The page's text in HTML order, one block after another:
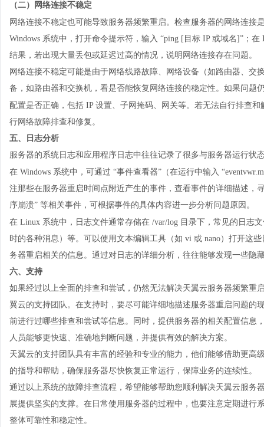
（二）网络连接不稳定
网络连接不稳定也可能导致服务器频繁重启。检查服务器的网络连接
Windows 系统中，打开命令提示符，输入 “ping [目标 IP 或域名]”；
结果，若出现大量丢包或延迟过高的情况，说明网络连接存在问题。
网络连接不稳定可能是由于网络线路故障、网络设备（如路由器、
备，如路由器和交换机，看是否能恢复网络连接的稳定性。如果问题
配置是否正确，包括 IP 设置、子网掩码、网关等。若无法自行排查
行网络故障排查和修复。
五、日志分析
服务器的系统日志和应用程序日志中往往记录了很多与服务器运行状
在 Windows 系统中，可通过 “事件查看器”（在运行中输入
注那些在服务器重启时间点附近产生的事件，查看事件的详细描述，
序崩溃” 等相关事件，可根据事件的具体内容进一步分析问题原因。
在 Linux 系统中，日志文件通常存储在 /var/log 目录下，常见的日志
时的各种消息）等。可以使用文本编辑工具（如 vi 或 nano）打开这些
务器重启相关的信息。通过对日志的详细分析，往往能够发现一些隐
六、支持
如果经过以上全面的排查和尝试，仍然无法解决天翼云服务器频繁重
翼云的支持团队。在支持时，要尽可能详细地描述服务器重启问题的
前进行过哪些排查和尝试等信息。同时，提供服务器的相关配置信息
人员能够更快速、准确地判断问题，并提供有效的解决方案。
天翼云的支持团队具有丰富的经验和专业的能力，他们能够借助更
的指导和帮助，确保服务器尽快恢复正常运行，保障业务的连续性。
通过以上系统的故障排查流程，希望能够帮助您顺利解决天翼云服务
展提供坚实的支撑。在日常使用服务器的过程中，也要注意定期进
整体可靠性和稳定性。